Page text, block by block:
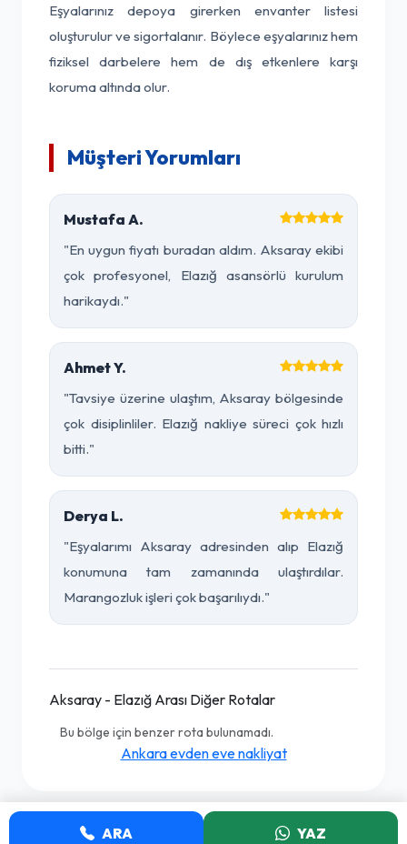
Eşyalarınız depoya girerken envanter listesi
oluşturulur ve sigortalanır. Böylece eşyalarınız hem
fiziksel darbelere hem de dış etkenlere karşı
koruma altında olur.
Müşteri Yorumları
Mustafa A.
"En uygun fiyatı buradan aldım. Aksaray ekibi
çok profesyonel, Elazığ asansörlü kurulum
harikaydı."
Ahmet Y.
"Tavsiye üzerine ulaştım, Aksaray bölgesinde
çok disiplinliler. Elazığ nakliye süreci çok hızlı
bitti."
Derya L.
"Eşyalarımı Aksaray adresinden alıp Elazığ
konumuna tam zamanında ulaştırdılar.
Marangozluk işleri çok başarılıydı."
Aksaray - Elazığ Arası Diğer Rotalar
Bu bölge için benzer rota bulunamadı.
Ankara evden eve nakliyat
ARA YAZ